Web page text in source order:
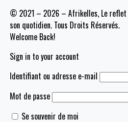
© 2021 – 2026 – Afrikelles, Le
son quotidien. Tous Droits Réservés.
Welcome Back!
Sign in to your account
Identifiant ou adresse e-mail
Mot de passe
Se souvenir de moi